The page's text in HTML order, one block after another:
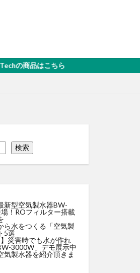
の商品はこちら
検索
新型空気製水器BW-
！ROフィルター搭載
ら水をつくる「空気製
5選
災害時でも水が作れ
3000W」デモ展示中
製水器を紹介頂きま